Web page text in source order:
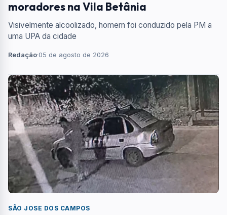
moradores na Vila Betânia
Visivelmente alcoolizado, homem foi conduzido pela PM a
uma UPA da cidade
Redação·05 de agosto de 2026
SÃO JOSE DOS CAMPOS